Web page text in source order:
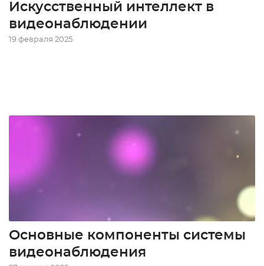
Искусственный интеллект в
видеонаблюдении
19 февраля 2025
Основные компоненты системы
видеонаблюдения